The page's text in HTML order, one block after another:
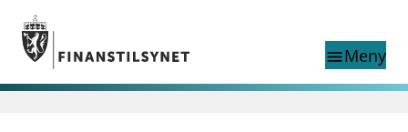
Gå til hovedinnhold
Gå til søkesiden
menuMeny